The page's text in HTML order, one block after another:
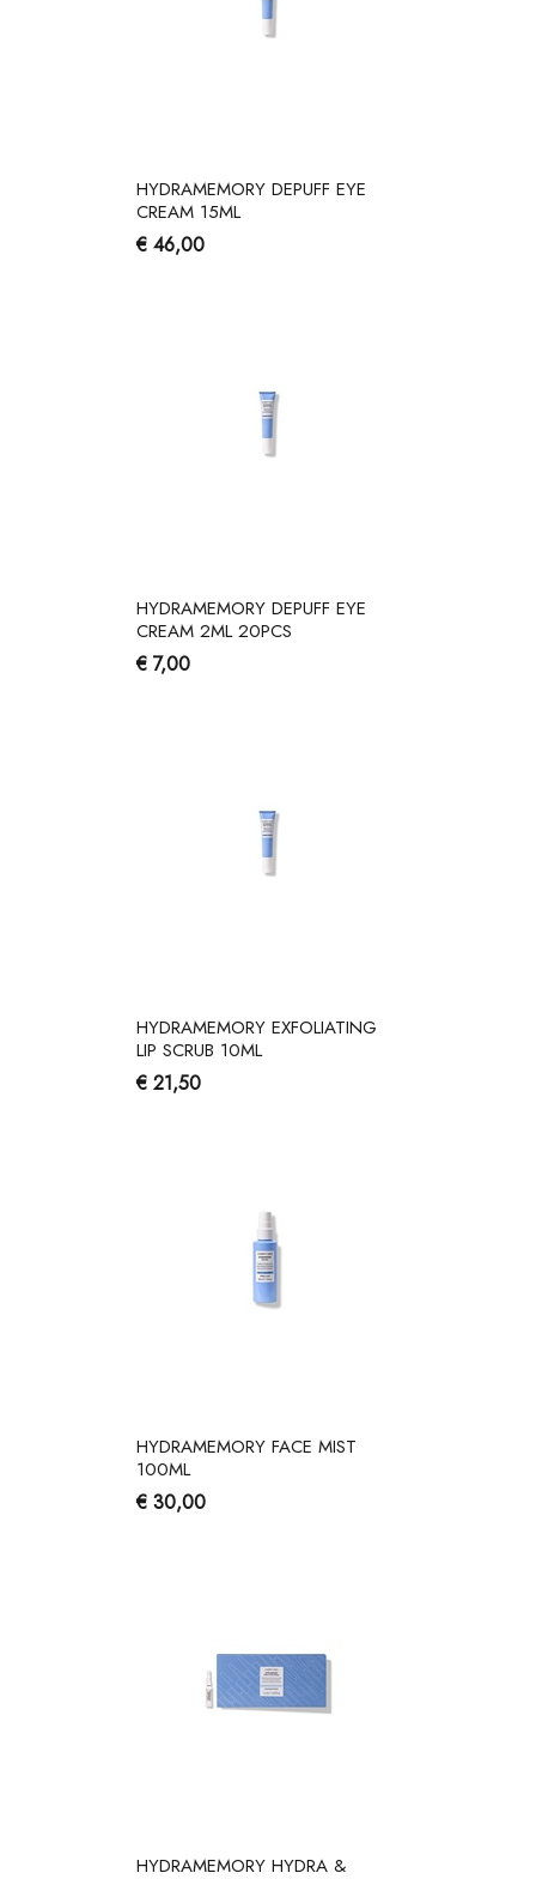
HYDRAMEMORY DEPUFF EYE
CREAM 15ML
€ 46,00
HYDRAMEMORY DEPUFF EYE
CREAM 2ML 20PCS
€ 7,00
HYDRAMEMORY EXFOLIATING
LIP SCRUB 10ML
€ 21,50
HYDRAMEMORY FACE MIST
100ML
€ 30,00
HYDRAMEMORY HYDRA &